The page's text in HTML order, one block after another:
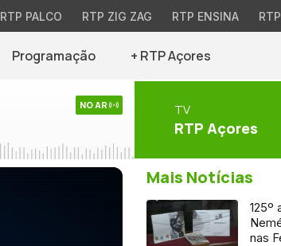
RTP PALCO RTP ZIG ZAG RTP ENSINA
Programação + RTP Açores
NO AR TV
RTP Açores
Mais Notícias
125º
nas